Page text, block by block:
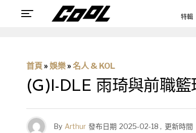
特輯
首頁 » 娛樂 » 名人 & KOL
(G)I-DLE 雨琦與前職籃
By Arthur 發布日期 2025-02-18 , 更新時間